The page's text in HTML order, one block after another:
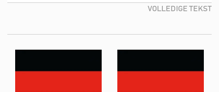
Lichte vlekjes in de vlag (deze kan je dmv de wasmiddel,
VOLLEDIGE TEKST